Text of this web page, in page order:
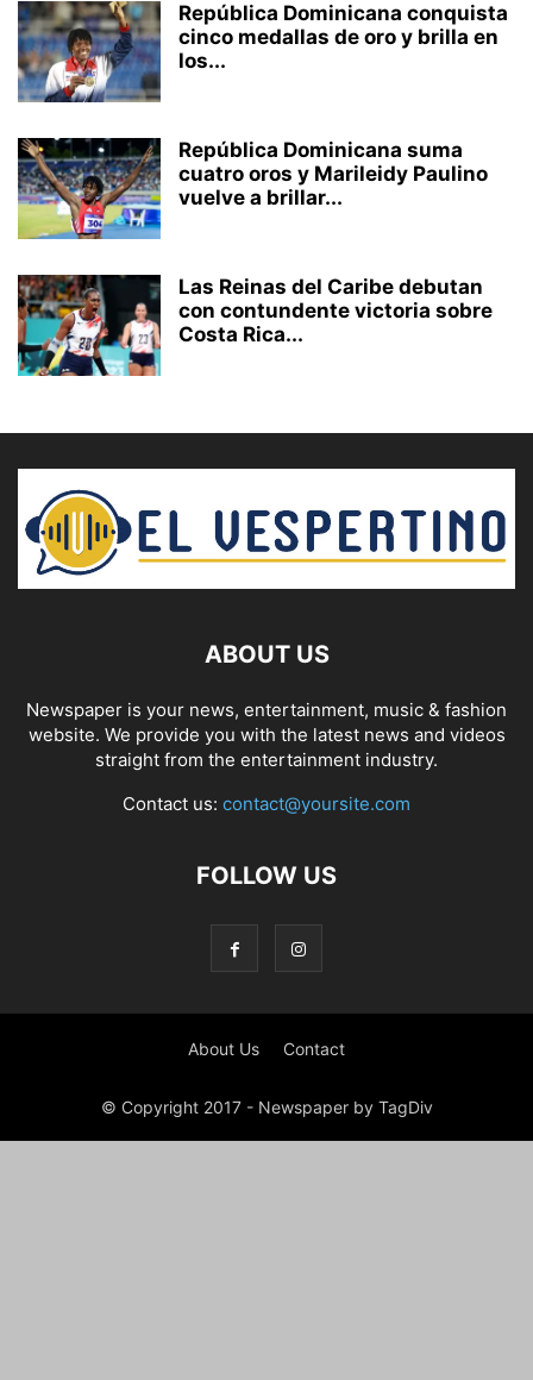
República Dominicana conquista
cinco medallas de oro y brilla en
los...
República Dominicana suma
cuatro oros y Marileidy Paulino
vuelve a brillar...
Las Reinas del Caribe debutan
con contundente victoria sobre
Costa Rica...
ABOUT US
Newspaper is your news, entertainment, music & fashion
website. We provide you with the latest news and videos
straight from the entertainment industry.
Contact us: contact@yoursite.com
FOLLOW US
About Us Contact
© Copyright 2017 - Newspaper by TagDiv